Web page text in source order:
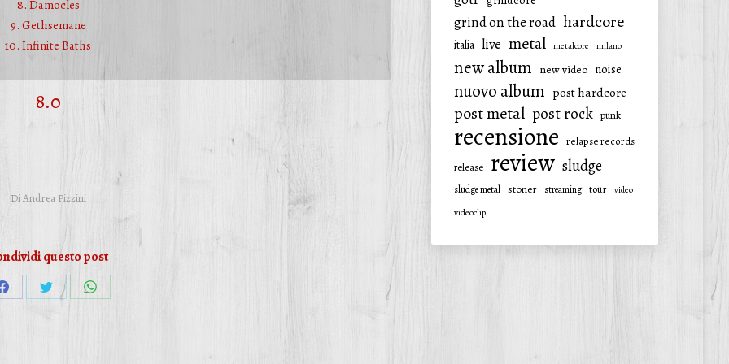
8. Damocles
9. Gethsemane
10. Infinite Baths
8.0
DiAndrea Pizzini
questo post
CondividiCondividiCondividi
grind on the road hardcore
italia live metal metalcore milano
new album new video noise
nuovo album post hardcore
post metal post rock punk
recensione relapse records
release
review sludge
sludge metal stoner streaming tour
video
videoclip